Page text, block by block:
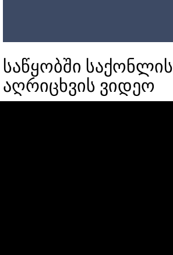
საწყობში საქონლის
აღრიცხვის ვიდეო